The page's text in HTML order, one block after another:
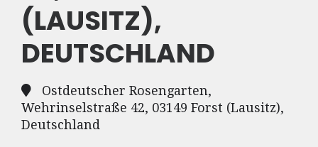
LAUSITZ), D
EUTSCHLAND
Ostdeutscher Rosengarten,
Wehrinselstraße 42, 03149 Forst (Lausitz),
Deutschland